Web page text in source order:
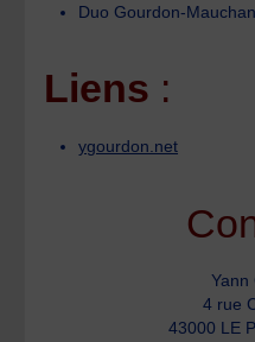
Duo Gourdon-
Liens :
ygourdon.net
Yann
4 rue
43000 LE